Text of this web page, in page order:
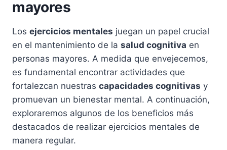
mayores
Los ejercicios mentales juegan un papel crucial
en el mantenimiento de la salud cognitiva en
personas mayores. A medida que envejecemos,
es fundamental encontrar actividades que
fortalezcan nuestras capacidades cognitivas y
promuevan un bienestar mental. A continuación,
exploraremos algunos de los beneficios más
destacados de realizar ejercicios mentales de
manera regular.